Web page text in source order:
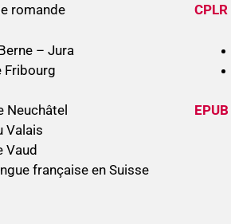
romande
– Jura
Fribourg
Neuchâtel
Valais
Vaud
française en Suisse
CPLR
EPUB